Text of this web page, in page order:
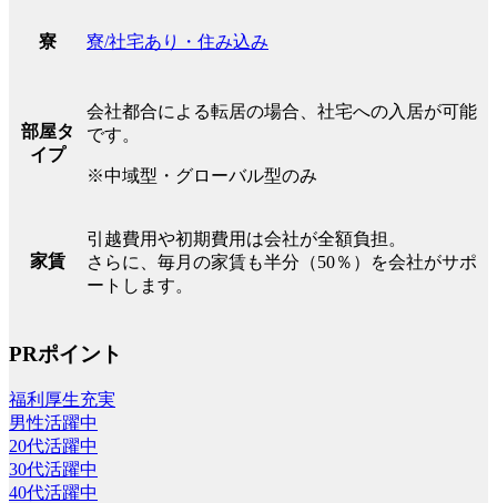
寮 寮/社宅あり・住み込み
部屋タ
イプ
会社都合による転居の場合、社宅への入居が可能
です。
※中域型・グローバル型のみ
家賃
引越費用や初期費用は会社が全額負担。
さらに、毎月の家賃も半分（50％）を会社がサポ
ートします。
PRポイント
福利厚生充実
男性活躍中
20代活躍中
30代活躍中
40代活躍中